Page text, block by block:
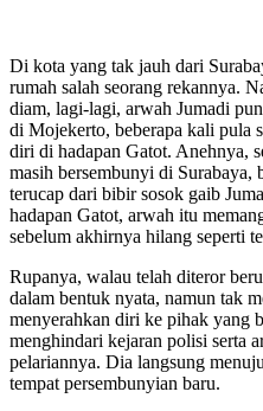
Di kota yang tak jauh dari
rumah salah seorang rekannya.
diam, lagi-lagi, arwah Jumadi
di Mojekerto, beberapa kali pula
diri di hadapan Gatot. Anehnya,
masih bersembunyi di Surabaya,
terucap dari bibir sosok gaib
hadapan Gatot, arwah itu
sebelum akhirnya hilang seperti
Rupanya, walau telah diteror
dalam bentuk nyata, namun tak
menyerahkan diri ke pihak yang
menghindari kejaran polisi serta
pelariannya. Dia langsung
tempat persembunyian baru.